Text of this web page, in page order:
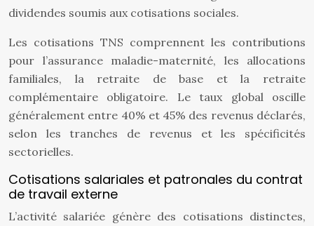
dividendes soumis aux cotisations sociales.
Les cotisations TNS comprennent les contributions
pour l’assurance maladie-maternité, les allocations
familiales, la retraite de base et la retraite
complémentaire obligatoire. Le taux global oscille
généralement entre 40% et 45% des revenus déclarés,
selon les tranches de revenus et les spécificités
sectorielles.
Cotisations salariales et patronales du contrat
de travail externe
L’activité salariée génère des cotisations distinctes,